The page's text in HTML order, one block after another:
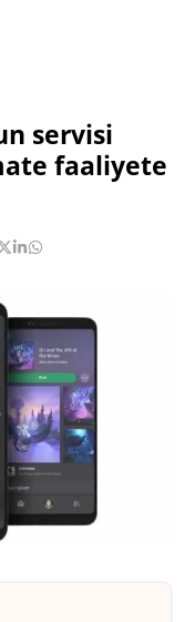
servisi
faaliyete